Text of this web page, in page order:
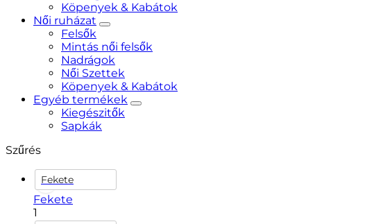
Köpenyek & Kabátok
Női ruházat
Felsők
Mintás női felsők
Nadrágok
Női Szettek
Köpenyek & Kabátok
Egyéb termékek
Kiegészitők
Sapkák
Szűrés
Fekete
Fekete
1